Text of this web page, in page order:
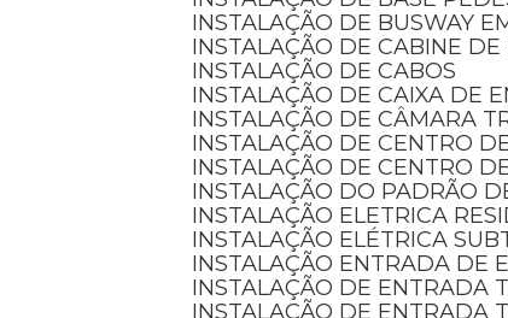
INSTALAÇÃO DE BUSWAY
INSTALAÇÃO DE CABINE
INSTALAÇÃO DE CABOS
INSTALAÇÃO DE CAIXA DE
INSTALAÇÃO DE CÂMARA
INSTALAÇÃO DE CENTRO
INSTALAÇÃO DE CENTRO
INSTALAÇÃO DO PADRÃO
INSTALAÇÃO ELETRICA
INSTALAÇÃO ELÉTRICA
INSTALAÇÃO ENTRADA DE
INSTALAÇÃO DE ENTRADA
INSTALAÇÃO DE ENTRADA